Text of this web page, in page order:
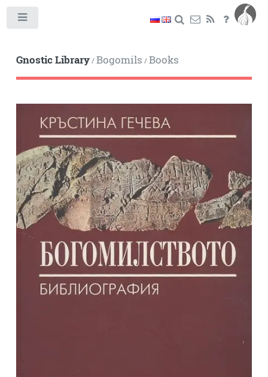
Gnostic Library/Bogomils /Books